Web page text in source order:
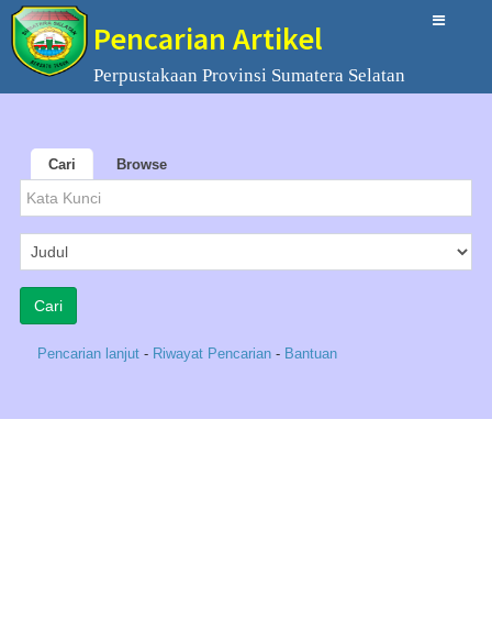
Pencarian Artikel
Perpustakaan Provinsi Sumatera Selatan
Cari Browse
Pencarian lanjut - Riwayat Pencarian - Bantuan